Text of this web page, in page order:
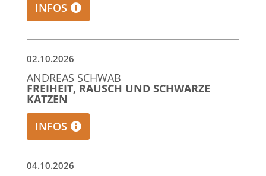
INFOS
02.10.2026
ANDREAS SCHWAB
FREIHEIT, RAUSCH UND SCHWARZE
KATZEN
INFOS
04.10.2026